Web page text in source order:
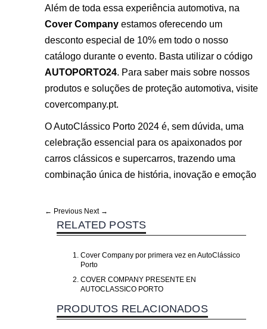
Além de toda essa experiência automotiva, na
Cover Company estamos oferecendo um
desconto especial de 10% em todo o nosso
catálogo durante o evento. Basta utilizar o código
AUTOPORTO24. Para saber mais sobre nossos
produtos e soluções de proteção automotiva, visite
covercompany.pt.
O AutoClássico Porto 2024 é, sem dúvida, uma
celebração essencial para os apaixonados por
carros clássicos e supercarros, trazendo uma
combinação única de história, inovação e emoção​
← Previous Next →
RELATED POSTS
Cover Company por primera vez en AutoClássico
Porto
COVER COMPANY PRESENTE EN
AUTOCLASSICO PORTO
PRODUTOS RELACIONADOS